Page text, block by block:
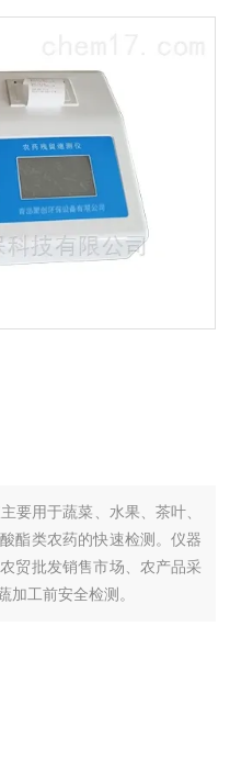
要用于蔬菜、水果、茶叶、
酯类农药的快速检测。仪器
贸批发销售市场、农产品采
加工前安全检测。